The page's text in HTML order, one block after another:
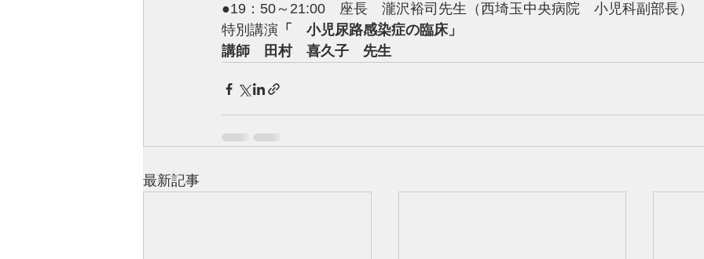
●19：50～21:00　座長　瀧沢裕司先生（西埼玉中央病院　小児科副部長）
特別講演 「　小児尿路感染症の臨床」
​講師　田村　喜久子　先生
最新記事